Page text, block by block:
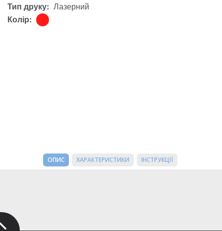
Тип друку: Лазерний
Колір:
ОПИС ХАРАКТЕРИСТИКИ ІНСТРУКЦІЇ